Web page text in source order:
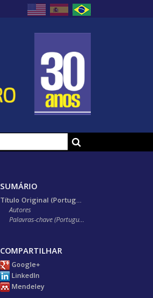
SUMÁRIO
Autores
COMPARTILHAR
Google+
LinkedIn
Mendeley